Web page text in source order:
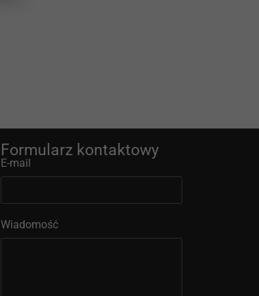
Formularz kontaktowy
E-mail
Wiadomość